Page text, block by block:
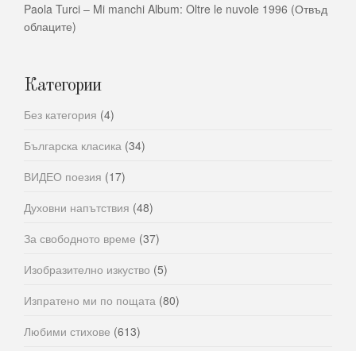
Paola Turci – Mi manchi Album: Oltre le nuvole 1996 (Отвъд
облаците)
Категории
Без категория (4)
Българска класика (34)
ВИДЕО поезия (17)
Духовни напътствия (48)
За свободното време (37)
Изобразително изкуство (5)
Изпратено ми по пощата (80)
Любими стихове (613)